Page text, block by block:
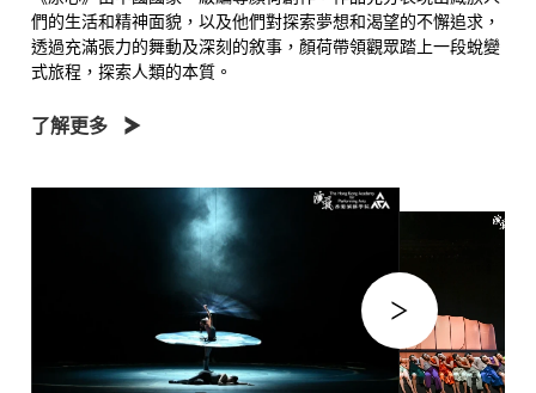
們的生活和精神面貌，以及他們對探索夢想和渴望的不懈追求，
透過充滿張力的舞動及深刻的敘事，顏荷帶領觀眾踏上一段蛻變
式旅程，探索人類的本質。
了解更多